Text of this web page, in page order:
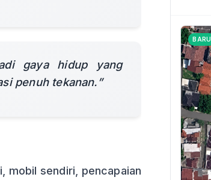
gaya hidup yang
penuh tekanan.”
mobil sendiri, pencapaian
BARU